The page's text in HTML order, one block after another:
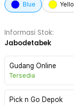
Blue
Informasi Stok:
Jabodetabek
Gudang Online
Tersedia
Pick n Go Depok